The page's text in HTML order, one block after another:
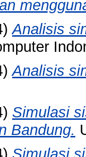
Analisis
Analisis
Simulasi
Bandung.